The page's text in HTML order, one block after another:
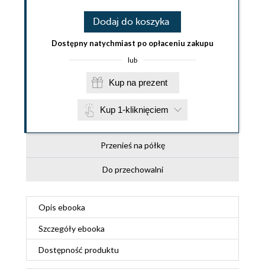
Dodaj do koszyka
Dostępny natychmiast po opłaceniu zakupu
lub
Kup na prezent
Kup 1-kliknięciem
Przenieś na półkę
Do przechowalni
Opis ebooka
Szczegółyebooka
Dostępność produktu